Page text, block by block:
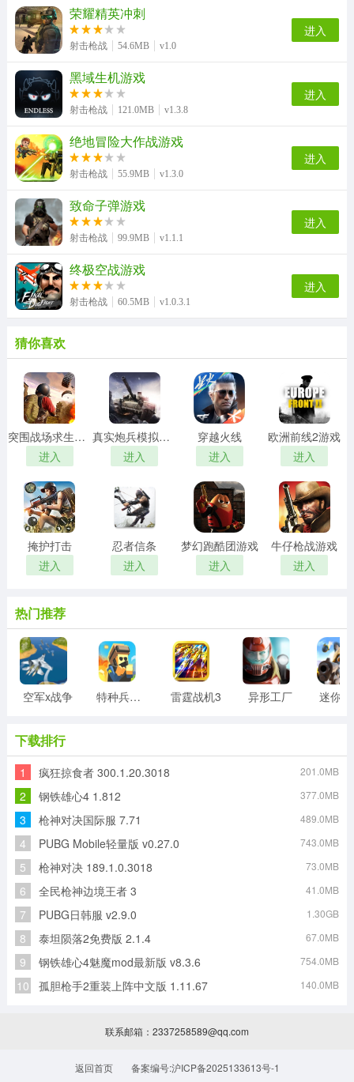
荣耀精英冲刺
射击枪战 54.6MB v1.0
进入
黑域生机游戏
射击枪战 121.0MB v1.3.8
进入
绝地冒险大作战游戏
射击枪战 55.9MB v1.3.0
进入
致命子弹游戏
射击枪战 99.9MB v1.1.1
进入
终极空战游戏
射击枪战 60.5MB v1.0.3.1
进入
猜你喜欢
突围战场求生行动游戏
进入
真实炮兵模拟游戏
进入
穿越火线
进入
欧洲前线2游戏
进入
掩护打击
进入
忍者信条
进入
梦幻跑酷团游戏
进入
牛仔枪战游戏
进入
热门推荐
空军x战争 特种兵王游戏 雷霆战机3 异形工厂
下载排行
1 疯狂掠食者 300.1.20.3018 201.0MB
2 钢铁雄心4 1.812 377.0MB
3 枪神对决国际服 7.71 489.0MB
4 PUBG Mobile轻量版 v0.27.0 743.0MB
5 枪神对决 189.1.0.3018 73.0MB
6 全民枪神边境王者 3 41.0MB
7 PUBG日韩服 v2.9.0 1.30GB
8 泰坦陨落2免费版 2.1.4 67.0MB
9 钢铁雄心4魅魔mod最新版 v8.3.6 754.0MB
10 孤胆枪手2重装上阵中文版 1.11.67 140.0MB
联系邮箱：2337258589@qq.com
返回首页 备案编号:沪ICP备2025133613号-1